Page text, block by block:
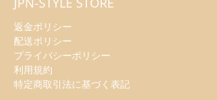
返金ポリシー
配送ポリシー
プライバシーポリシー
利用規約
特定商取引法に基づく表記